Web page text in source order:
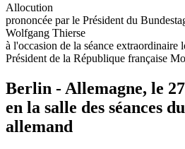
Allocution
prononcée par le Président du
Wolfgang Thierse
à l'occasion de la séance extraordinaire
Président de la République française
Berlin - Allemagne, le
en la salle des séances
allemand